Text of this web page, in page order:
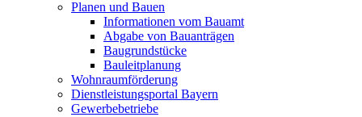
Planen und Bauen
Informationen vom Bauamt
Abgabe von Bauanträgen
Baugrundstücke
Bauleitplanung
Wohnraumförderung
Dienstleistungsportal Bayern
Gewerbebetriebe